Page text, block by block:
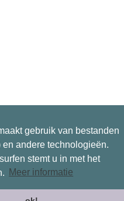
gebruik van bestanden
en andere technologieën.
stemt u in met het
Meer informatie